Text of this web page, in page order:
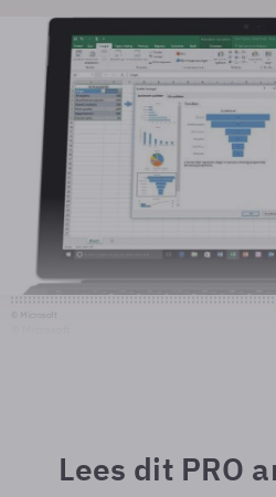
© Microsoft
Lees dit PRO